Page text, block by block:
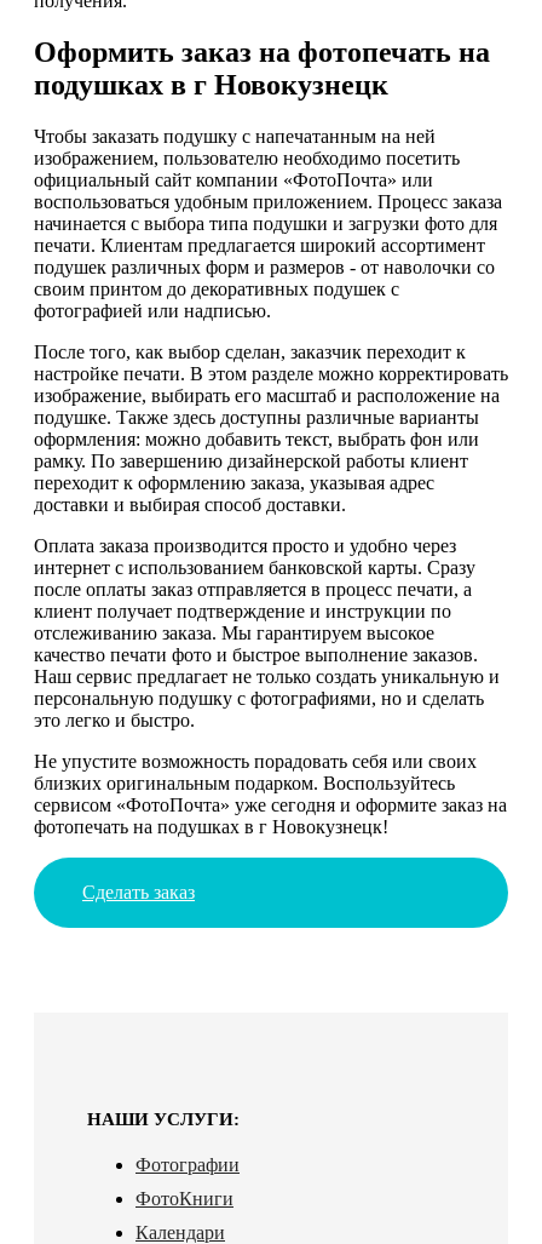
Оформить заказ на фотопечать на
подушках в г Новокузнецк
Чтобы заказать подушку с напечатанным на ней
изображением, пользователю необходимо посетить
официальный сайт компании «ФотоПочта» или
воспользоваться удобным приложением. Процесс заказа
начинается с выбора типа подушки и загрузки фото для
печати. Клиентам предлагается широкий ассортимент
подушек различных форм и размеров - от наволочки со
своим принтом до декоративных подушек с
фотографией или надписью.
После того, как выбор сделан, заказчик переходит к
настройке печати. В этом разделе можно корректировать
изображение, выбирать его масштаб и расположение на
подушке. Также здесь доступны различные варианты
оформления: можно добавить текст, выбрать фон или
рамку. По завершению дизайнерской работы клиент
переходит к оформлению заказа, указывая адрес
доставки и выбирая способ доставки.
Оплата заказа производится просто и удобно через
интернет с использованием банковской карты. Сразу
после оплаты заказ отправляется в процесс печати, а
клиент получает подтверждение и инструкции по
отслеживанию заказа. Мы гарантируем высокое
качество печати фото и быстрое выполнение заказов.
Наш сервис предлагает не только создать уникальную и
персональную подушку с фотографиями, но и сделать
это легко и быстро.
Не упустите возможность порадовать себя или своих
близких оригинальным подарком. Воспользуйтесь
сервисом «ФотоПочта» уже сегодня и оформите заказ на
фотопечать на подушках в г Новокузнецк!
Сделать заказ
НАШИ УСЛУГИ:
Фотографии
ФотоКниги
Календари